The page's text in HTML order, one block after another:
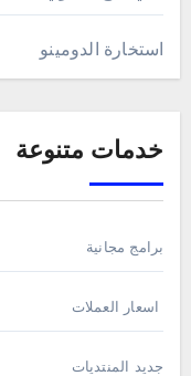
استخارة الدومينو
خدمات متنوعة
برامج مجانية
اسعار العملات
جديد المنتديات